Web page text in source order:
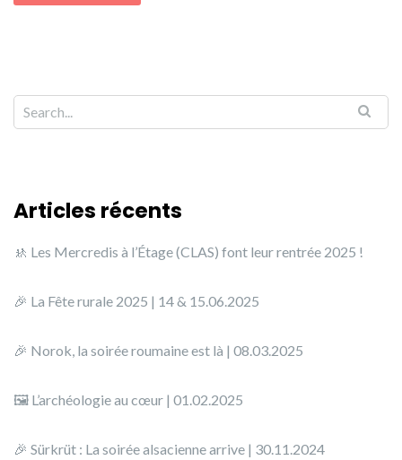
Articles récents
🚸 Les Mercredis à l’Étage (CLAS) font leur rentrée 2025 !
🎉 La Fête rurale 2025 | 14 & 15.06.2025
🎉 Norok, la soirée roumaine est là | 08.03.2025
🖼️ L’archéologie au cœur | 01.02.2025
🎉 Sürkrüt : La soirée alsacienne arrive | 30.11.2024